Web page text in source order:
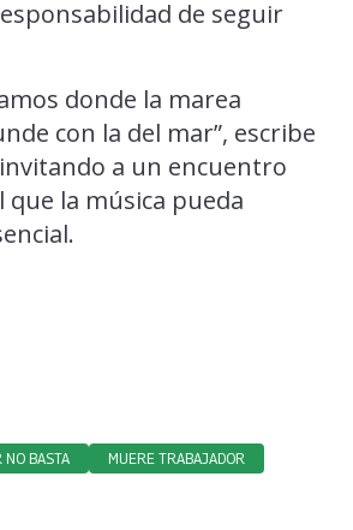
de seguir
donde la marea
con la del mar”, escribe
a un encuentro
que la música pueda
NO BASTA
MUERE TRABAJADOR